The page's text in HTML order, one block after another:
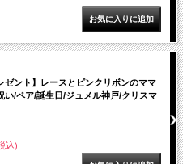
ゼント】レースとピンクリボンのママ
い/ペア/誕生日/ジュメル神戸/クリスマ
込)